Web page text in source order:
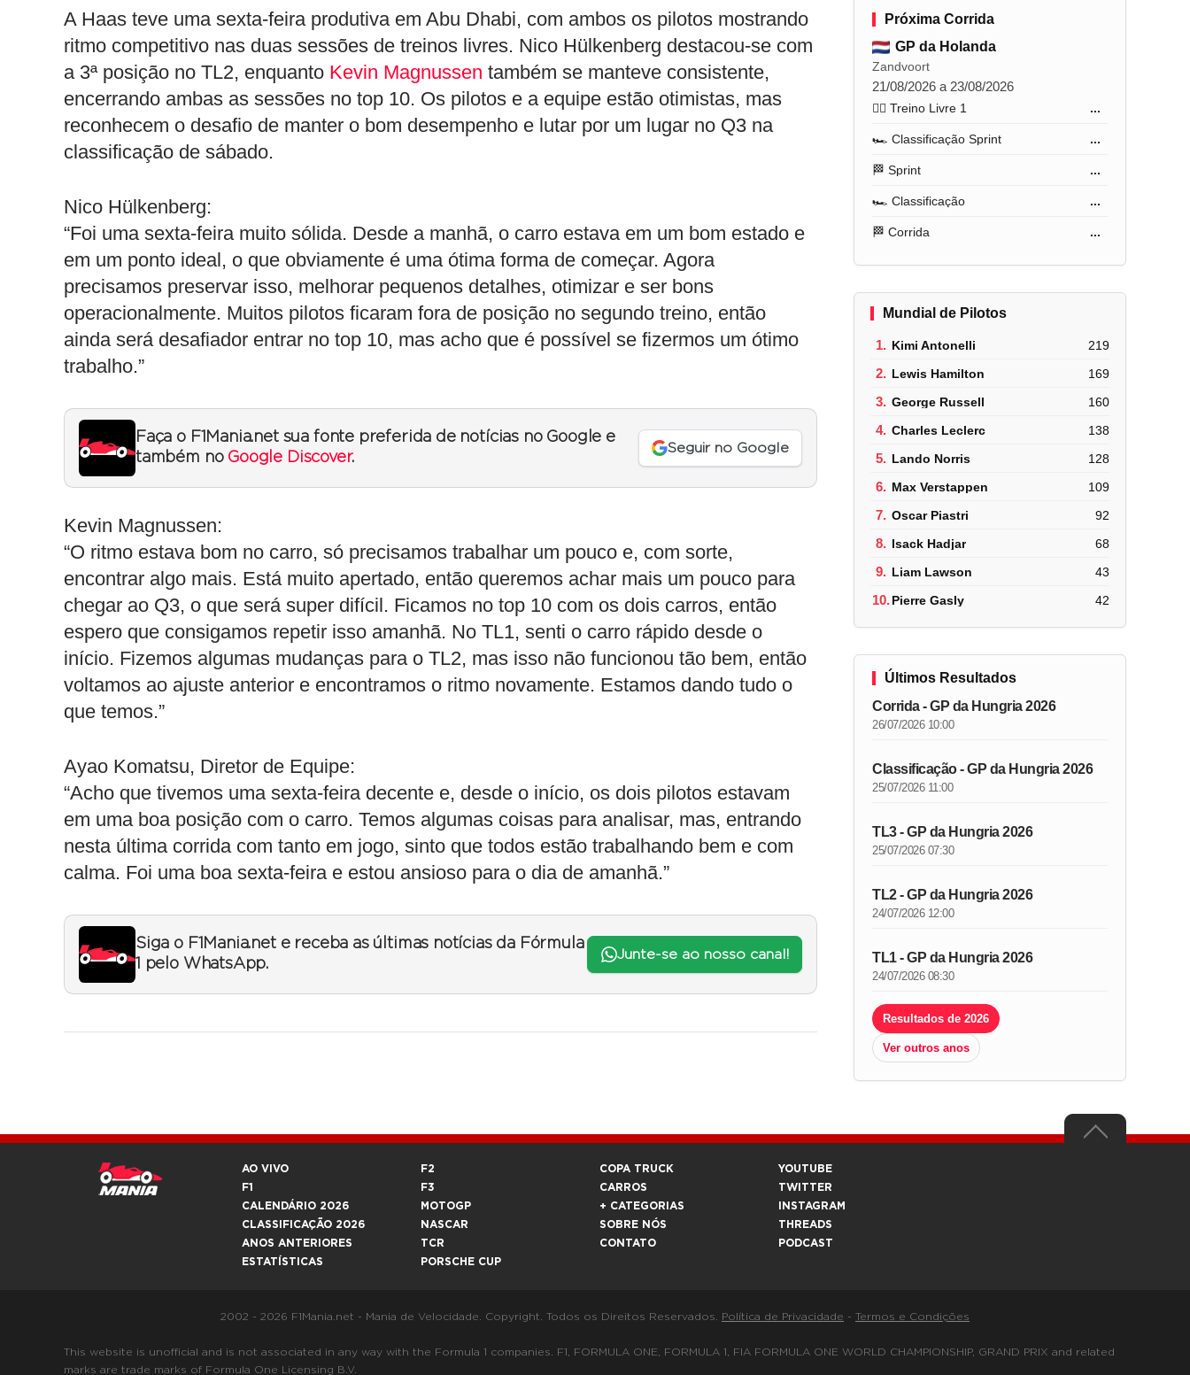
A Haas teve uma sexta-feira produtiva em Abu Dhabi, com ambos os pilotos mostrando
ritmo competitivo nas duas sessões de treinos livres. Nico Hülkenberg destacou-se com
a 3ª posição no TL2, enquanto Kevin Magnussen também se manteve consistente,
encerrando ambas as sessões no top 10. Os pilotos e a equipe estão otimistas, mas
reconhecem o desafio de manter o bom desempenho e lutar por um lugar no Q3 na
classificação de sábado.
Nico Hülkenberg:
“Foi uma sexta-feira muito sólida. Desde a manhã, o carro estava em um bom estado e
em um ponto ideal, o que obviamente é uma ótima forma de começar. Agora
precisamos preservar isso, melhorar pequenos detalhes, otimizar e ser bons
operacionalmente. Muitos pilotos ficaram fora de posição no segundo treino, então
ainda será desafiador entrar no top 10, mas acho que é possível se fizermos um ótimo
trabalho.”
Faça o F1Mania.net sua fonte preferida de notícias no Google e
também no Google Discover.
Seguir no Google
Kevin Magnussen:
“O ritmo estava bom no carro, só precisamos trabalhar um pouco e, com sorte,
encontrar algo mais. Está muito apertado, então queremos achar mais um pouco para
chegar ao Q3, o que será super difícil. Ficamos no top 10 com os dois carros, então
espero que consigamos repetir isso amanhã. No TL1, senti o carro rápido desde o
início. Fizemos algumas mudanças para o TL2, mas isso não funcionou tão bem, então
voltamos ao ajuste anterior e encontramos o ritmo novamente. Estamos dando tudo o
que temos.”
Ayao Komatsu, Diretor de Equipe:
“Acho que tivemos uma sexta-feira decente e, desde o início, os dois pilotos estavam
em uma boa posição com o carro. Temos algumas coisas para analisar, mas, entrando
nesta última corrida com tanto em jogo, sinto que todos estão trabalhando bem e com
calma. Foi uma boa sexta-feira e estou ansioso para o dia de amanhã.”
Siga o F1Mania.net e receba as últimas notícias da Fórmula
1 pelo WhatsApp.
Junte-se ao nosso canal!
Próxima Corrida
GP da Holanda
Zandvoort
21/08/2026 a 23/08/2026
🏋️‍♂️ Treino Livre 1 ...
🏎️ Classificação Sprint ...
🏁 Sprint ...
🏎️ Classificação ...
🏁 Corrida ...
Mundial de Pilotos
1. Kimi Antonelli 219
2. Lewis Hamilton 169
3. George Russell 160
4. Charles Leclerc 138
5. Lando Norris 128
6. Max Verstappen 109
7. Oscar Piastri 92
8. Isack Hadjar 68
9. Liam Lawson 43
10.Pierre Gasly 42
Últimos Resultados
Corrida - GP da Hungria 2026
26/07/2026 10:00
Classificação - GP da Hungria 2026
25/07/2026 11:00
TL3 - GP da Hungria 2026
25/07/2026 07:30
TL2 - GP da Hungria 2026
24/07/2026 12:00
TL1 - GP da Hungria 2026
24/07/2026 08:30
Resultados de 2026
Ver outros anos
AO VIVO
F1
CALENDÁRIO 2026
CLASSIFICAÇÃO 2026
ANOS ANTERIORES
ESTATÍSTICAS
F2
F3
MOTOGP
NASCAR
TCR
PORSCHE CUP
COPA TRUCK
CARROS
+ CATEGORIAS
SOBRE NÓS
CONTATO
YOUTUBE
TWITTER
INSTAGRAM
THREADS
PODCAST
2002 - 2026 F1Mania.net - Mania de Velocidade. Copyright. Todos os Direitos Reservados. Política de Privacidade - Termos e Condições
This website is unofficial and is not associated in any way with the Formula 1 companies. F1, FORMULA ONE, FORMULA 1, FIA FORMULA ONE WORLD CHAMPIONSHIP, GRAND PRIX and related
marks are trade marks of Formula One Licensing B.V.